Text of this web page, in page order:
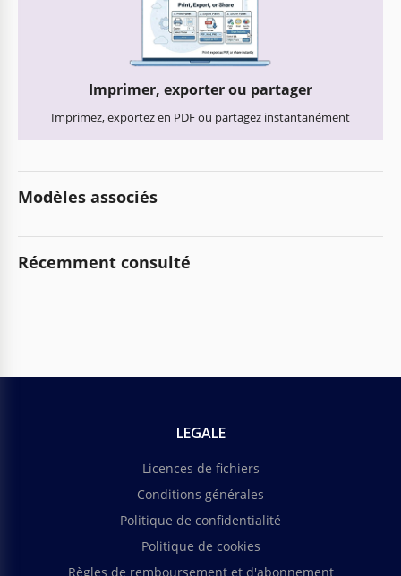
Imprimer, exporter ou partager
Imprimez, exportez en PDF ou partagez instantanément
Modèles associés
Récemment consulté
LEGALE
Licences de fichiers
Conditions générales
Politique de confidentialité
Politique de cookies
Règles de remboursement et d'abonnement